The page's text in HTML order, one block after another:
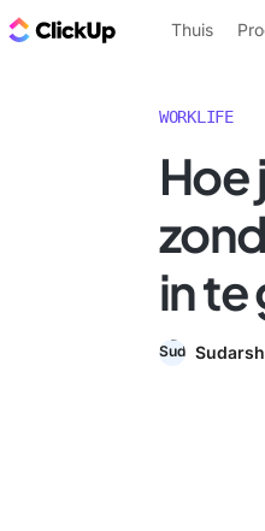
ClickUp Blog
Thuis
WORKLIFE
Hoe
in te